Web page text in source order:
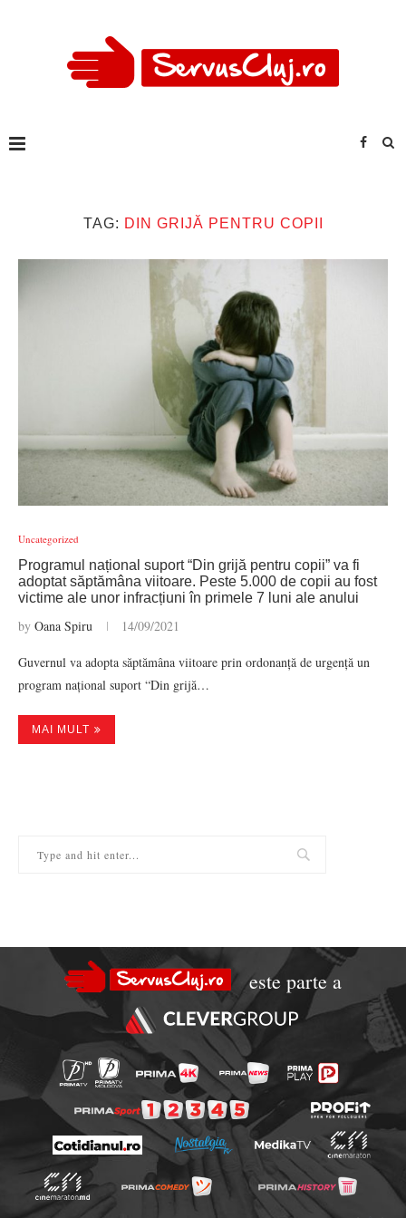
TAG: DIN GRIJĂ PENTRU COPII
Uncategorized
Programul național suport “Din grijă pentru copii” va fi
adoptat săptămâna viitoare. Peste 5.000 de copii au fost
victime ale unor infracțiuni în primele 7 luni ale anului
by Oana Spiru 14/09/2021
Guvernul va adopta săptămâna viitoare prin ordonanță de urgență un
program național suport “Din grijă…
MAI MULT
este parte a